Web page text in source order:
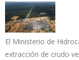
El Ministerio de
extracción de crudo